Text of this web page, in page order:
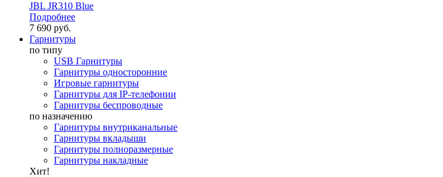
JBL JR310 Blue
Подробнее
7 690 руб.
Гарнитуры
по типу
USB Гарнитуры
Гарнитуры односторонние
Игровые гарнитуры
Гарнитуры для IP-телефонии
Гарнитуры беспроводные
по назначению
Гарнитуры внутриканальные
Гарнитуры вкладыши
Гарнитуры полноразмерные
Гарнитуры накладные
Хит!